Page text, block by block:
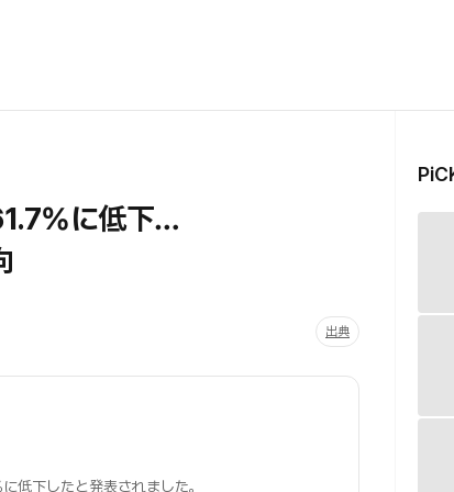
に低下…
出典
低下したと発表されました。